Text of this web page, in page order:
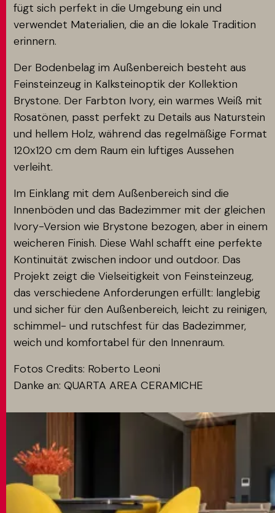
fügt sich perfekt in die Umgebung ein und
verwendet Materialien, die an die lokale Tradition
erinnern.
Der Bodenbelag im Außenbereich besteht aus
Feinsteinzeug in Kalksteinoptik der Kollektion
Brystone. Der Farbton Ivory, ein warmes Weiß mit
Rosatönen, passt perfekt zu Details aus Naturstein
und hellem Holz, während das regelmäßige Format
120x120 cm dem Raum ein luftiges Aussehen
verleiht.
Im Einklang mit dem Außenbereich sind die
Innenböden und das Badezimmer mit der gleichen
Ivory-Version wie Brystone bezogen, aber in einem
weicheren Finish. Diese Wahl schafft eine perfekte
Kontinuität zwischen indoor und outdoor. Das
Projekt zeigt die Vielseitigkeit von Feinsteinzeug,
das verschiedene Anforderungen erfüllt: langlebig
und sicher für den Außenbereich, leicht zu reinigen,
schimmel- und rutschfest für das Badezimmer,
weich und komfortabel für den Innenraum.
Fotos Credits: Roberto Leoni
Danke an: QUARTA AREA CERAMICHE